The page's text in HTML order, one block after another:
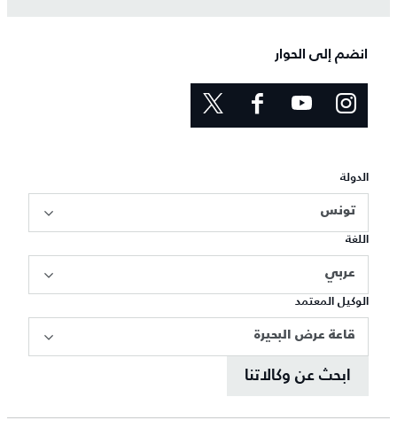
انضم إلى الحوار
الدولة
تونس
اللغة
عربي
الوكيل المعتمد
قاعة عرض البحيرة
ابحث عن وكالاتنا